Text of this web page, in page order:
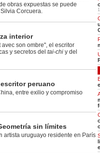
obras expuestas se puede
Corcuera.
interior
son ombre", el escritor
y secretos del tai-chi y del
peruano
entre exilio y compromiso
sin límites
artista uruguayo residente en París